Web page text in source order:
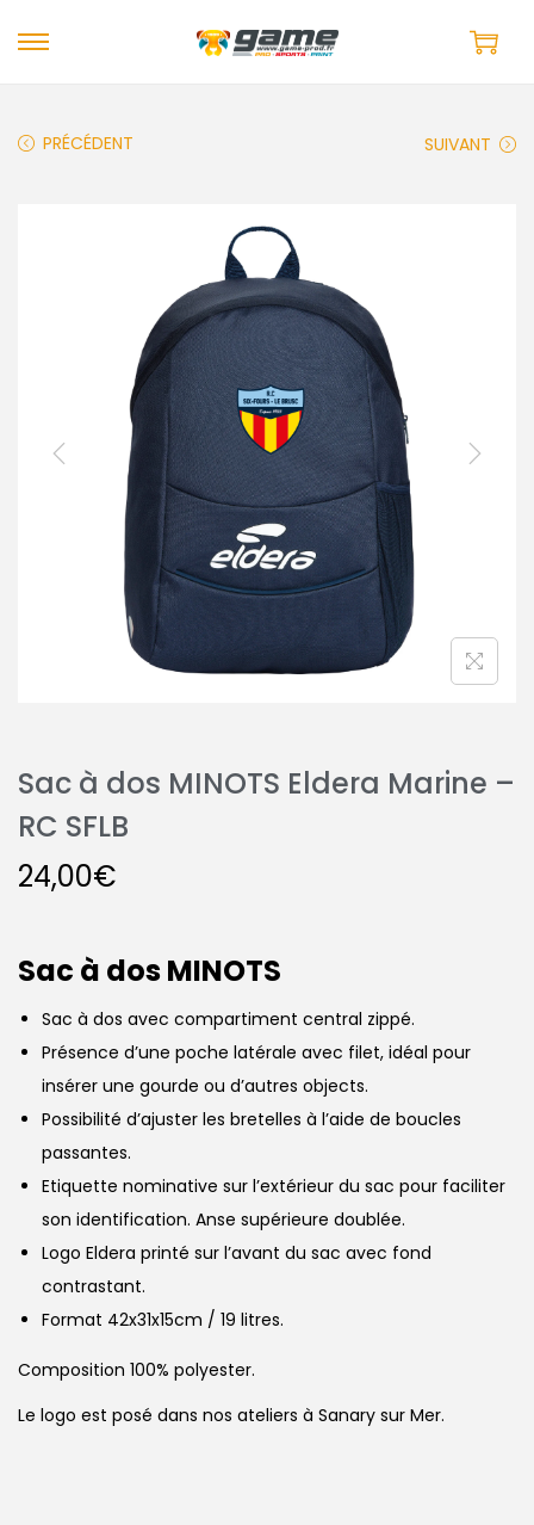
PRÉCÉDENT SUIVANT
Sac à dos MINOTS Eldera Marine –
RC SFLB
24,00€
Sac à dos MINOTS
Sac à dos avec compartiment central zippé.
Présence d’une poche latérale avec filet, idéal pour
insérer une gourde ou d’autres objects.
Possibilité d’ajuster les bretelles à l’aide de boucles
passantes.
Etiquette nominative sur l’extérieur du sac pour faciliter
son identification. Anse supérieure doublée.
Logo Eldera printé sur l’avant du sac avec fond
contrastant.
Format 42x31x15cm / 19 litres.
Composition 100% polyester.
Le logo est posé dans nos ateliers à Sanary sur Mer.